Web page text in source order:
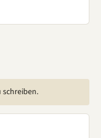
schreiben.